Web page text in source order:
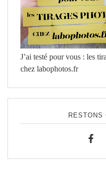
J’ai testé pour vous : les
chez labophotos.fr
RESTONS